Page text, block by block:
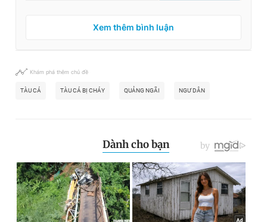
Xem thêm bình luận
Khám phá thêm chủ đề
TÀU CÁ TÀU CÁ BỊ CHÁY QUẢNG NGÃI NGƯ DÂN